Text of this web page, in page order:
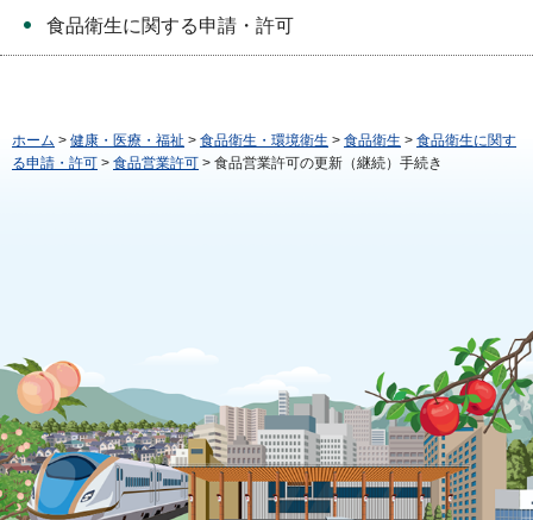
食品衛生に関する申請・許可
ホーム > 健康・医療・福祉 > 食品衛生・環境衛生 > 食品衛生 > 食品衛生に関す
る申請・許可 > 食品営業許可 > 食品営業許可の更新（継続）手続き